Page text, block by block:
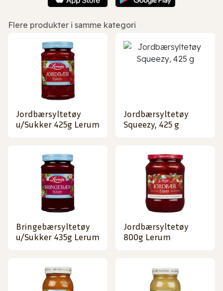
Flere produkter i samme kategori
Jordbærsyltetøy
u/Sukker 425g Lerum
Jordbærsyltetøy
Squeezy, 425 g
Bringebærsyltetøy
u/Sukker 435g Lerum
Jordbærsyltetøy
800g Lerum